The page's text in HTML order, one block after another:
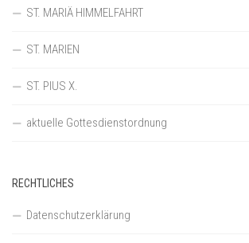
ST. MARIÄ HIMMELFAHRT
ST. MARIEN
ST. PIUS X.
aktuelle Gottesdienstordnung
RECHTLICHES
Datenschutzerklärung